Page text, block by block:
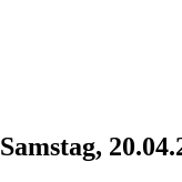
Samstag,